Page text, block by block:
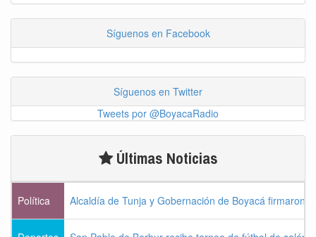
Síguenos en Facebook
Síguenos en Twitter
Tweets por @BoyacaRadio
Últimas Noticias
Política Alcaldía de Tunja y Gobernación de Boyacá firmaron